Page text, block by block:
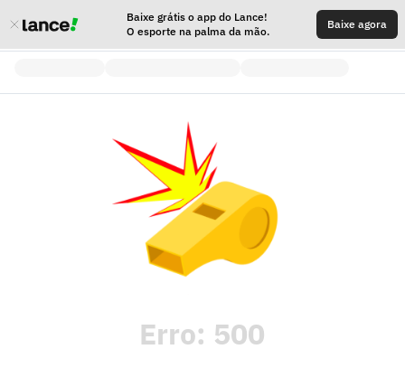
Baixe grátis o app do Lance!
O esporte na palma da mão.
Baixe agora
Erro: 500